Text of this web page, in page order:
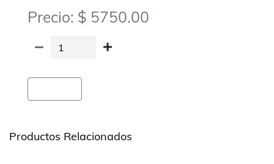
Precio: $ 5750.00
Productos Relacionados